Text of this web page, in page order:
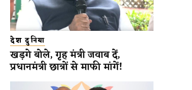
देश दुनिया
खड़गे बोले, गृह मंत्री जवाब दें,
प्रधानमंत्री छात्रों से माफी मांगें!